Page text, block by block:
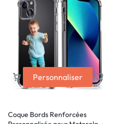
Personnaliser
Coque Bords Renforcées